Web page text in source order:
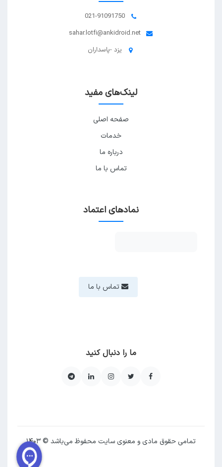
021-91091750
sahar.lotfi@ankidroid.net
یزد -پاسداران
لینک‌های مفید
صفحه اصلی
خدمات
درباره ما
تماس با ما
نمادهای اعتماد
تماس با ما
ما را دنبال کنید
تمامی حقوق مادی و معنوی سایت محفوظ می‌باشد © ۱۴۰۳